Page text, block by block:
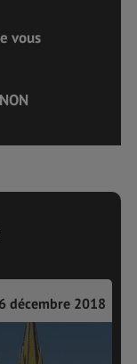
vous
NON
décembre 2018